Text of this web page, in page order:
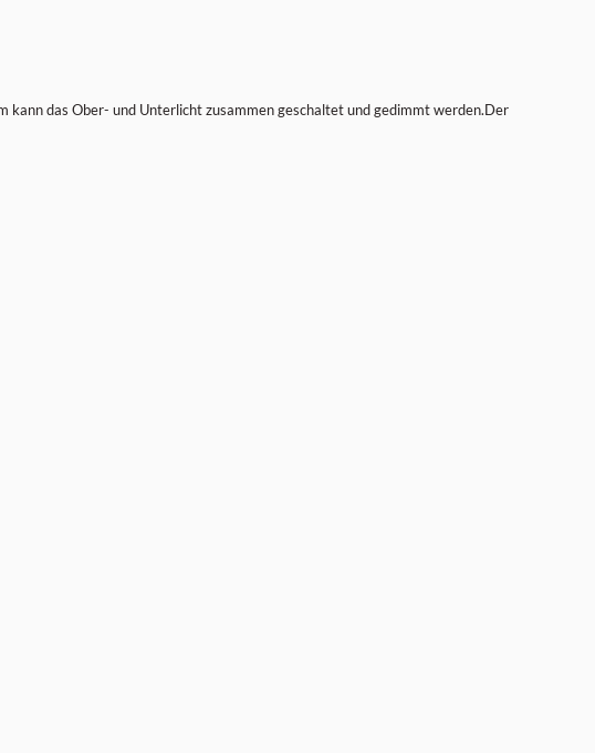
das Ober- und Unterlicht zusammen geschaltet und gedimmt werden.Der